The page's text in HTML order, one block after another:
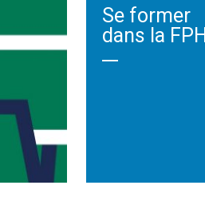
Se former
dans la FPH